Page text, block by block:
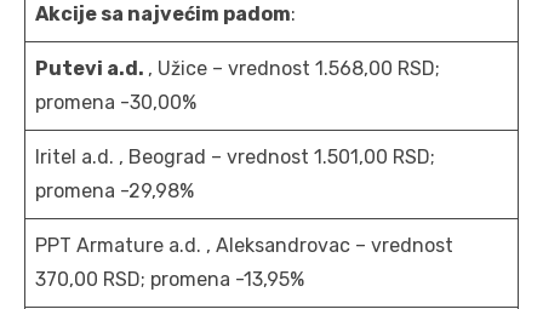
Akcije sa najvećim padom:
Putevi a.d. , Užice – vrednost 1.568,00 RSD;
promena -30,00%
Iritel a.d. , Beograd – vrednost 1.501,00 RSD;
promena -29,98%
PPT Armature a.d. , Aleksandrovac – vrednost
370,00 RSD; promena -13,95%